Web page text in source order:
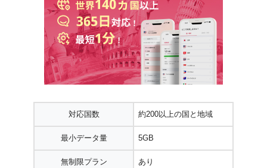
対応国数 約200以上の国と地域
最小データ量 5GB
無制限プラン あり